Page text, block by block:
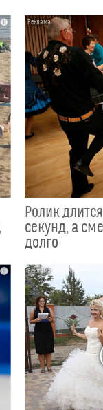
i
Ролик
секунд, а
долго